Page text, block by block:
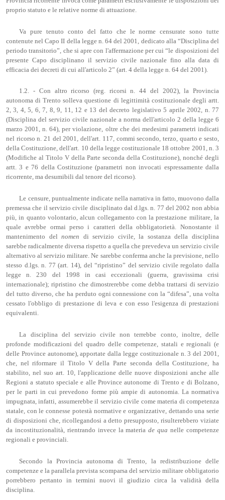
proprio statuto e le relative norme di attuazione.
Va pure tenuto conto del fatto che le norme censurate sono tutte
contenute nel Capo II della legge n. 64 del 2001, dedicato alla “Disciplina del
periodo transitorio”, che si apre con l'affermazione per cui “le disposizioni del
presente Capo disciplinano il servizio civile nazionale fino alla data di
efficacia dei decreti di cui all'articolo 2” (art. 4 della legge n. 64 del 2001).
1.2. - Con altro ricorso (reg. ricorsi n. 44 del 2002), la Provincia
autonoma di Trento solleva questione di legittimità costituzionale degli artt.
2, 3, 4, 5, 6, 7, 8, 9, 11, 12 e 13 del decreto legislativo 5 aprile 2002, n. 77
(Disciplina del servizio civile nazionale a norma dell'articolo 2 della legge 6
marzo 2001, n. 64), per violazione, oltre che dei medesimi parametri indicati
nel ricorso n. 21 del 2001, dell'art. 117, commi secondo, terzo, quarto e sesto,
della Costituzione, dell'art. 10 della legge costituzionale 18 ottobre 2001, n. 3
(Modifiche al Titolo V della Parte seconda della Costituzione), nonché degli
artt. 3 e 76 della Costituzione (parametri non invocati espressamente dalla
ricorrente, ma desumibili dal tenore del ricorso).
Le censure, puntualmente indicate nella narrativa in fatto, muovono dalla
premessa che il servizio civile disciplinato dal d.lgs. n. 77 del 2002 non abbia
più, in quanto volontario, alcun collegamento con la prestazione militare, la
quale avrebbe ormai perso i caratteri della obbligatorietà. Nonostante il
mantenimento delnomen di servizio civile, la sostanza della disciplina
sarebbe radicalmente diversa rispetto a quella che prevedeva un servizio civile
alternativo al servizio militare. Ne sarebbe conferma anche la previsione, nello
stesso d.lgs. n. 77 (art. 14), del “ripristino” del servizio civile regolato dalla
legge n. 230 del 1998 in casi eccezionali (guerra, gravissima crisi
internazionale); ripristino che dimostrerebbe come debba trattarsi di servizio
del tutto diverso, che ha perduto ogni connessione con la “difesa”, una volta
cessato l'obbligo di prestazione di leva e con esso l'esigenza di prestazioni
equivalenti.
La disciplina del servizio civile non terrebbe conto, inoltre, delle
profonde modificazioni del quadro delle competenze, statali e regionali (e
delle Province autonome), apportate dalla legge costituzionale n. 3 del 2001,
che, nel riformare il Titolo V della Parte seconda della Costituzione, ha
stabilito, nel suo art. 10, l'applicazione delle nuove disposizioni anche alle
Regioni a statuto speciale e alle Province autonome di Trento e di Bolzano,
per le parti in cui prevedono forme più ampie di autonomia. La normativa
impugnata, infatti, assumerebbe il servizio civile come materia di competenza
statale, con le connesse potestà normative e organizzative, dettando una serie
di disposizioni che, ricollegandosi a detto presupposto, risulterebbero viziate
da incostituzionalità, rientrando invece la materiade qua nelle competenze
regionali e provinciali.
Secondo la Provincia autonoma di Trento, la redistribuzione delle
competenze e la parallela prevista scomparsa del servizio militare obbligatorio
porrebbero pertanto in termini nuovi il giudizio circa la validità della
disciplina.